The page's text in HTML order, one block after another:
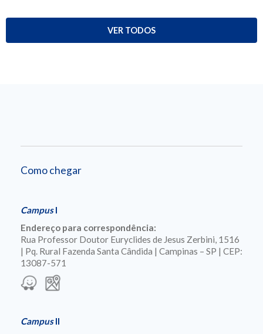
VER TODOS
Como chegar
CampusI
Endereço para correspondência:
Rua Professor Doutor Euryclides de Jesus Zerbini, 1516
| Pq. Rural Fazenda Santa Cândida | Campinas – SP | CEP:
13087-571
CampusII